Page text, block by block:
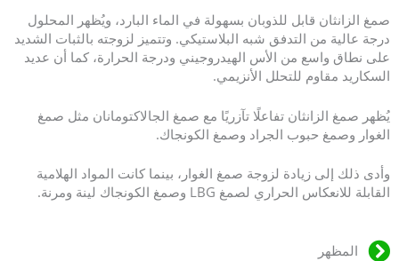
صمغ الزانثان قابل للذوبان بسهولة في الماء البارد، ويُظهر المحلول
درجة عالية من التدفق شبه البلاستيكي. وتتميز لزوجته بالثبات الشديد
على نطاق واسع من الأس الهيدروجيني ودرجة الحرارة، كما أن عديد
السكاريد مقاوم للتحلل الأنزيمي.
يُظهر صمغ الزانثان تفاعلًا تآزريًا مع صمغ الجالاكتومانان مثل صمغ
الغوار وصمغ حبوب الجراد وصمغ الكونجاك.
وأدى ذلك إلى زيادة لزوجة صمغ الغوار، بينما كانت المواد الهلامية
القابلة للانعكاس الحراري لصمغ LBG وصمغ الكونجاك لينة ومرنة.
المظهر